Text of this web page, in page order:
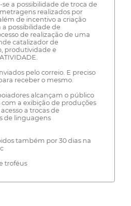
a possibilidade de troca de
realizados por
de incentivo a criação
possibilidade de
de realização de uma
catalizador de
produtividade e
pelo correio. E preciso
receber o mesmo.
alcançam o público
a exibição de produções
a trocas de
de linguagens
também por 30 dias na
troféus